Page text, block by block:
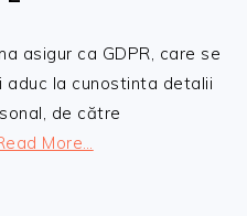
asigur ca GDPR, care se
la cunostinta detalii
de către
More…